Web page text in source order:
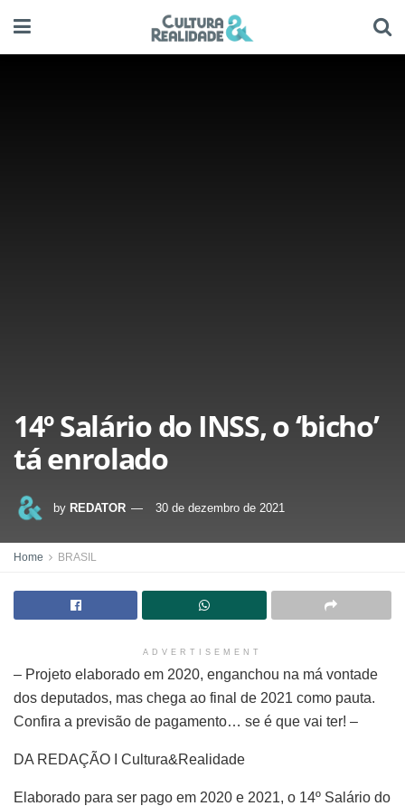
14º Salário do INSS, o ‘bicho’
tá enrolado
by REDATOR 30 de dezembro de 2021
Home BRASIL
ADVERTISEMENT
– Projeto elaborado em 2020, enganchou na má vontade
dos deputados, mas chega ao final de 2021 como pauta.
Confira a previsão de pagamento… se é que vai ter! –
DA REDAÇÃO I Cultura&Realidade
Elaborado para ser pago em 2020 e 2021, o 14º Salário do